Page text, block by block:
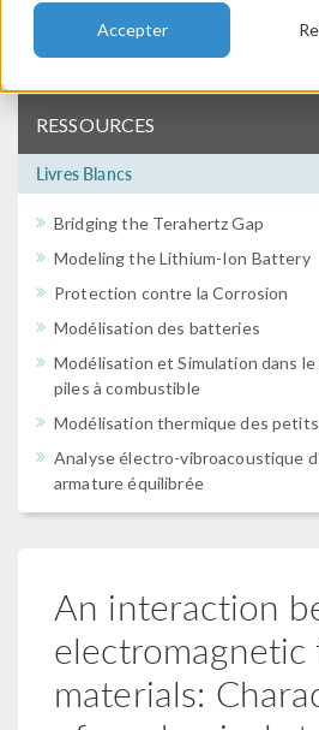
Accepter
RESSOURCES
Livres Blancs
Bridging the Terahertz Gap
Modeling the Lithium-Ion Battery
Protection contre la Corrosion
Modélisation des batteries
Modélisation et Simulation dans
piles à combustible
Modélisation thermique des
Analyse électro-vibroacoustique
armature équilibrée
An interaction
electromagnetic
materials: